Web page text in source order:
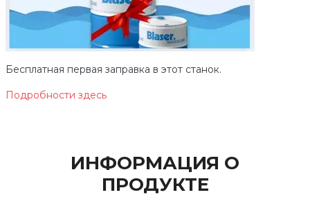
Бесплатная первая заправка в этот станок.
Подробности здесь
ИНФОРМАЦИЯ О
ПРОДУКТЕ